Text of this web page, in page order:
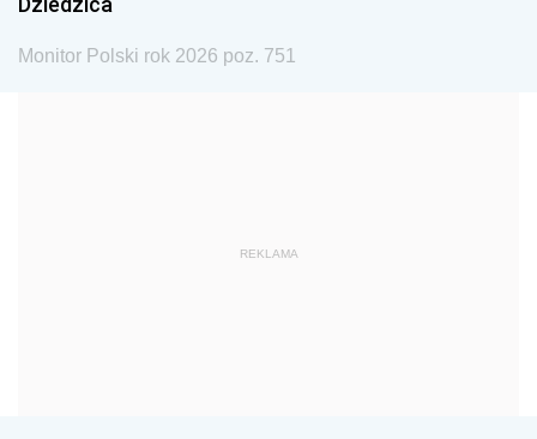
1968
Monitor Polski rok 2026 poz. 751
REKLAMA